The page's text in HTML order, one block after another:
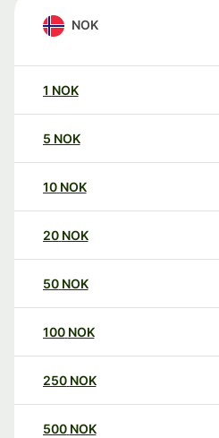
NOK
1 NOK
5 NOK
10 NOK
20 NOK
50 NOK
100 NOK
250 NOK
500 NOK